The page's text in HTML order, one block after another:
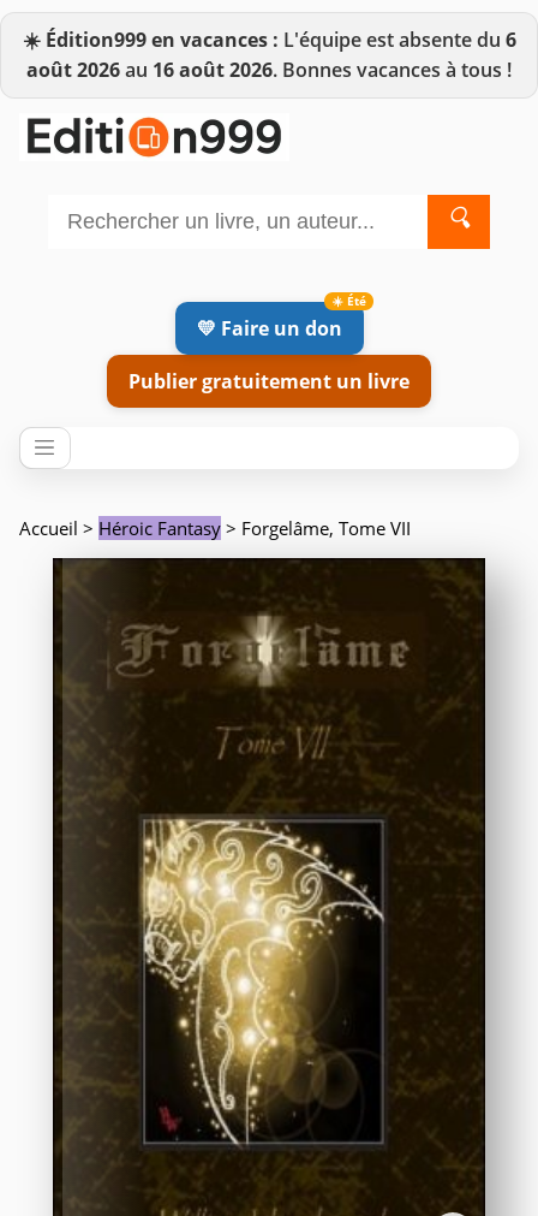
☀️ Édition999 en vacances : L'équipe est absente du 6
août 2026au 16 août 2026. Bonnes vacances à tous !
🔍
💛 Faire un don
Publier gratuitement un livre
Accueil > Héroic Fantasy > Forgelâme, Tome VII